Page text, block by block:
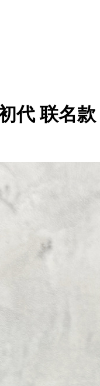
代 联名款